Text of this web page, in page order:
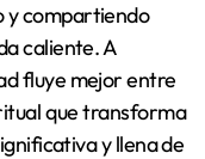
y compartiendo
caliente. A
fluye mejor entre
que transforma
y llena de